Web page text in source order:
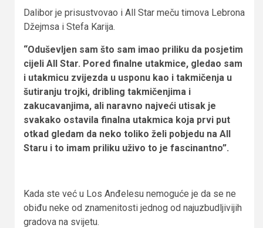
Dalibor je prisustvovao i All Star meču timova Lebrona
Džejmsa i Stefa Karija.
“Oduševljen sam što sam imao priliku da posjetim
cijeli All Star. Pored finalne utakmice, gledao sam
i utakmicu zvijezda u usponu kao i takmičenja u
šutiranju trojki, dribling takmičenjima i
zakucavanjima, ali naravno najveći utisak je
svakako ostavila finalna utakmica koja prvi put
otkad gledam da neko toliko želi pobjedu na All
Staru i to imam priliku uživo to je fascinantno”.
Kada ste već u Los Anđelesu nemoguće je da se ne
obiđu neke od znamenitosti jednog od najuzbudljivijih
gradova na svijetu.